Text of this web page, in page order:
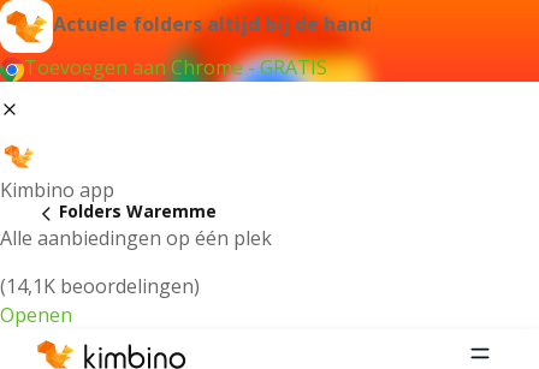
Actuele folders altijd bij de hand
Toevoegen aan Chrome - GRATIS
Kimbino app
Alle aanbiedingen op één plek
(14,1K beoordelingen)
Openen
Folders Waremme